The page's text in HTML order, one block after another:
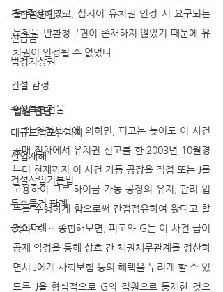
조합설립인가
선급금
법정지상권
건설 감정
주상복합건물
대규모점포관리자
산업재해
건설산업기본법
특수물건 판례
승소사례
을 주장하였고, 심지어 유치권 인정 시 요구되는
목적물 반환청구권이 존재하지 않았기 때문에 유
치권이 인정될 수 없었다.
법원 판단
   위 인정사실에 의하면, 피고는 늦어도 이 사건
공매 절차에서 유치권 신고를 한 2003년 10월경
부터 현재까지 이 사건 가동 공장을 직접 또는 J를
고용하여 그로 하여금 가동 공장의 유지, 관리 업
무를 수행하게 함으로써 간접점유하여 왔다고 할
것이다. … 종합해보면, 피고와 G는 이 사건 급여
공제 약정을 통해 상호 간 채권채무관계를 정산하
면서 J에게 사회보험 등의 혜택을 누리게 할 수 있
도록 J을 형식적으로 G의 직원으로 등재한 것으